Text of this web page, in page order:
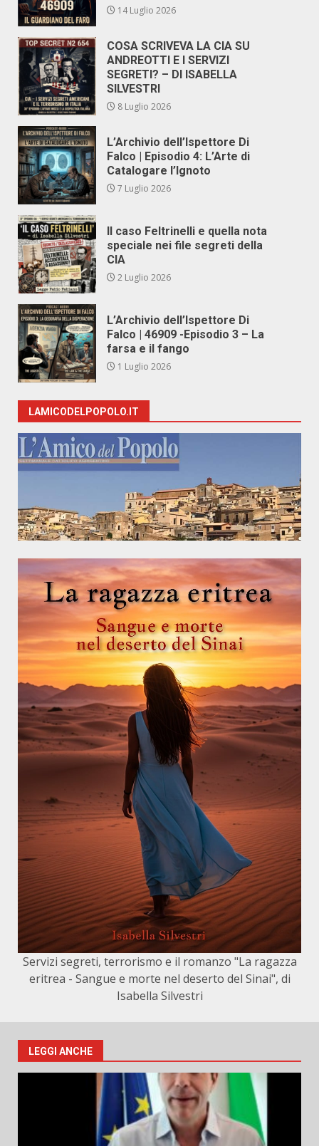
14 Luglio 2026
COSA SCRIVEVA LA CIA SU
ANDREOTTI E I SERVIZI
SEGRETI? – DI ISABELLA
SILVESTRI
8 Luglio 2026
L’Archivio dell’Ispettore Di
Falco | Episodio 4: L’Arte di
Catalogare l’Ignoto
7 Luglio 2026
Il caso Feltrinelli e quella nota
speciale nei file segreti della
CIA
2 Luglio 2026
L’Archivio dell’Ispettore Di
Falco | 46909 -Episodio 3 – La
farsa e il fango
1 Luglio 2026
LAMICODELPOPOLO.IT
Servizi segreti, terrorismo e il romanzo "La ragazza
eritrea - Sangue e morte nel deserto del Sinai", di
Isabella Silvestri
LEGGI ANCHE